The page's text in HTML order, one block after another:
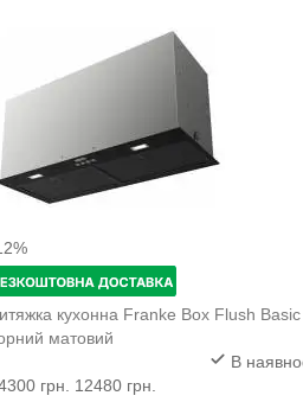
кухонна Franke Box Flush
матовий
В
грн.
12480 грн.